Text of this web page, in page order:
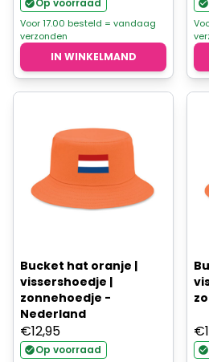
Voor 17.00 besteld = vandaag
verzonden
IN WINKELMAND
Bucket hat oranje |
vissershoedje |
zonnehoedje -
Nederland
€12,95
Op voorraad
€